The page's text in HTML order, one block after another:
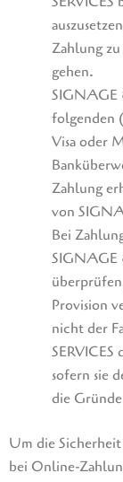
Zahlung
gehen.
SIGNAGE
folgenden
Visa oder
Zahlung
von
Bei
SIGNAGE
Provision
nicht der
sofern sie
die
Um die
bei Online-